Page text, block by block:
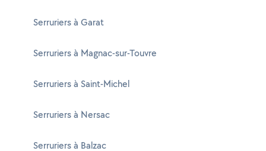
Serruriers à Garat
Serruriers à Magnac-sur-Touvre
Serruriers à Saint-Michel
Serruriers à Nersac
Serruriers à Balzac